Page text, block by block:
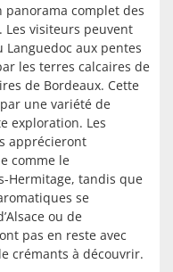
panorama complet des
visiteurs peuvent
Languedoc aux pentes
les terres calcaires de
de Bordeaux. Cette
une variété de
exploration. Les
apprécieront
comme le
Hermitage, tandis que
se
ou de
pas en reste avec
crémants à découvrir.